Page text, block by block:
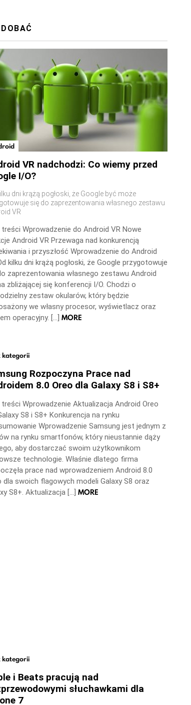
VR nadchodzi: Co wiemy przed
I/O?
dni krążą pogłoski, że Google być może
się do zaprezentowania własnego zestawu
VR
treści Wprowadzenie do Android VR Nowe
Android VR Przewaga nad konkurencją
i przyszłość Wprowadzenie do Android
kilku dni krążą pogłoski, że Google przygotowuje
zaprezentowania własnego zestawu Android
zbliżającej się konferencji I/O. Chodzi o
zestaw okularów, który będzie
we własny procesor, wyświetlacz oraz
operacyjny. […] MORE
kategorii
Rozpoczyna Prace nad
8.0 Oreo dla Galaxy S8 i S8+
treści Wprowadzenie Aktualizacja Android Oreo
S8 i S8+ Konkurencja na rynku
Wprowadzenie Samsung jest jednym z
na rynku smartfonów, który nieustannie dąży
aby dostarczać swoim użytkownikom
technologie. Właśnie dlatego firma
prace nad wprowadzeniem Android 8.0
dla swoich flagowych modeli Galaxy S8 oraz
S8+. Aktualizacja […] MORE
kategorii
i Beats pracują nad
słuchawkami dla
7